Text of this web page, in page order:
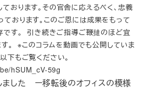
ました ー移転後のオフィスの模様
おります。その官舎に応えるべく、忠義
ております。このご恩には成果をもって
です。 引き続きご指導ご鞭撻のほど宜
す。 ※このコラムを動画でも公開していま
下もご覧ください。
hSUM_cV-59g